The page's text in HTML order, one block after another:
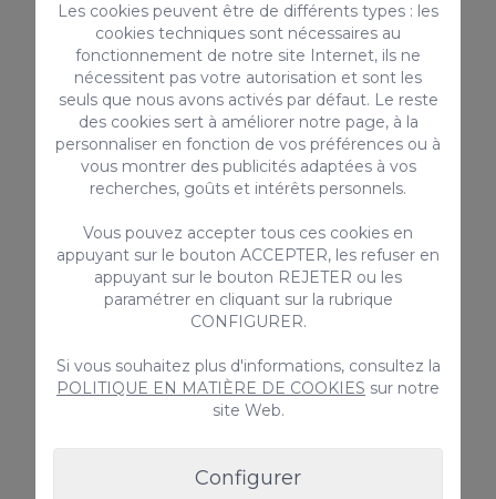
Numéro d’enregistrement national pour la location
de courte durée :
ESHFTU1011350270011923700020000000000VV-
35-1-00232898
ÉQUIPEMENT
Draps et serviettes
Enfants autorisés
Il est interdit de fumer
Chaise haute
Terrasse Commune
Les cookies peuvent être de différents types : les
cookies techniques sont nécessaires au
fonctionnement de notre site Internet, ils ne
nécessitent pas votre autorisation et sont les
seuls que nous avons activés par défaut. Le reste
des cookies sert à améliorer notre page, à la
personnaliser en fonction de vos préférences ou à
vous montrer des publicités adaptées à vos
recherches, goûts et intérêts personnels.
Vous pouvez accepter tous ces cookies en
appuyant sur le bouton ACCEPTER, les refuser en
appuyant sur le bouton REJETER ou les
paramétrer en cliquant sur la rubrique
CONFIGURER.
Si vous souhaitez plus d'informations, consultez la
POLITIQUE EN MATIÈRE DE COOKIES sur notre
site Web.
Configurer